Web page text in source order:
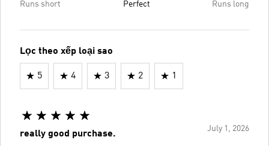
Runs short Perfect Runs long
Lọc theo xếp loại sao
5 4 3 2 1
July 1, 2026
really good purchase.